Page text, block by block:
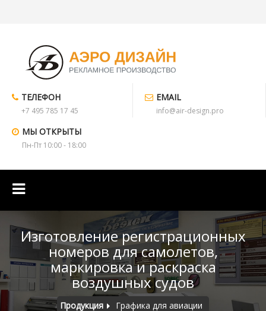
ТЕЛЕФОН
+7 495 785 17 45
EMAIL
info@air-design.pro
МЫ ОТКРЫТЫ
Пн-Пт 10:00 - 18:00
Изготовление регистрационных
номеров для самолетов,
маркировка и раскраска
воздушных судов
Продукция Графика для авиации